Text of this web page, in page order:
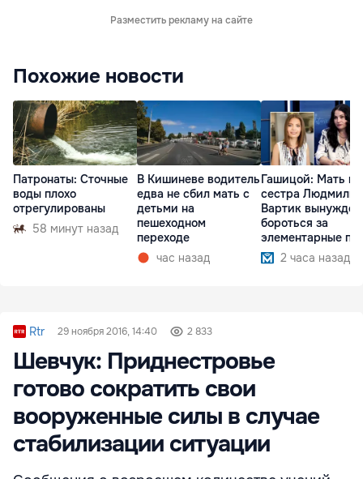
Разместить рекламу на сайте
Похожие новости
Патронаты: Сточные
воды плохо
отрегулированы
58 минут назад
В Кишиневе водитель
едва не сбил мать с
детьми на
пешеходном
переходе
час назад
Гашицой: Мать и
сестра Людмилы
Вартик
бороться за
элементарные
2 часа назад
Rtr 29 ноября 2016, 14:40 2 833
Шевчук: Приднестровье
готово сократить свои
вооруженные силы в случае
стабилизации ситуации